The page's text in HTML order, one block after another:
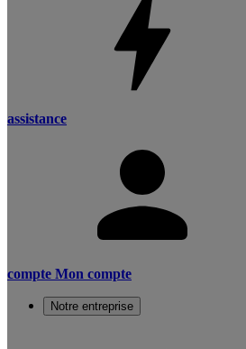
assistance
compte Mon compte
Notre entreprise